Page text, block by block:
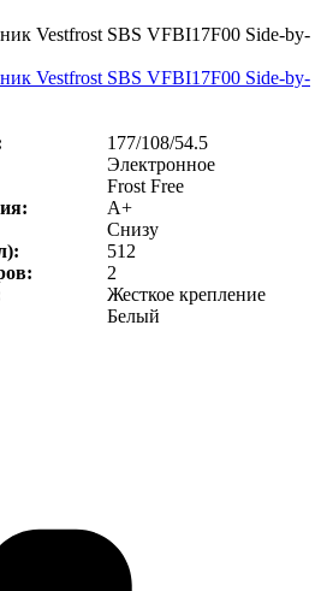
Vestfrost SBS VFBI17F00 Side-by-
Vestfrost SBS VFBI17F00 Side-by-
177/108/54.5
Электронное
Frost Free
A+
Снизу
512
2
Жесткое крепление
Белый